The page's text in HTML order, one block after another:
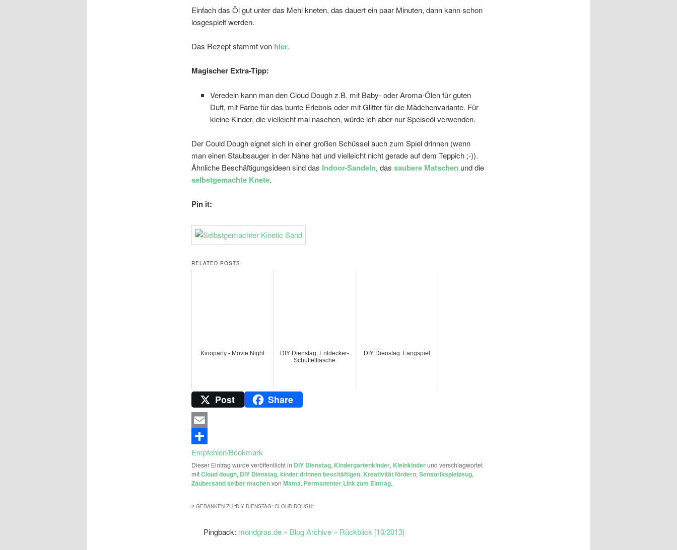
Einfach das Öl gut unter das Mehl kneten, das dauert ein paar Minuten, dann kann schon
losgespielt werden.
Das Rezept stammt vonhier.
Magischer Extra-Tipp:
Veredeln kann man den Cloud Dough z.B. mit Baby- oder Aroma-Ölen für guten
Duft, mit Farbe für das bunte Erlebnis oder mit Glitter für die Mädchenvariante. Für
kleine Kinder, die vielleicht mal naschen, würde ich aber nur Speiseöl verwenden.
Der Could Dough eignet sich in einer großen Schüssel auch zum Spiel drinnen (wenn
man einen Staubsauger in der Nähe hat und vielleicht nicht gerade auf dem Teppich ;-)).
Ähnliche Beschäftigungsideen sind das Indoor-Sandeln, das saubere Matschenund die
selbstgemachte Knete.
Pin it:
RELATED POSTS:
Kinoparty - Movie Night
DIY Dienstag: Entdecker-
Schüttelflasche
DIY Dienstag: Fangspiel
Post Share
Email
Empfehlen/Bookmark
Dieser Eintrag wurde veröffentlicht in DIY Dienstag, Kindergartenkinder, Kleinkinderund verschlagwortet
mitCloud dough, DIY Dienstag, kinder drinnen beschäftigen, Kreativität fördern, Sensorikspielzeug,
Zaubersand selber machenvon Mama. Permanenter Link zum Eintrag.
2 GEDANKEN ZU “DIY DIENSTAG: CLOUD DOUGH”
Pingback: mondgras.de » Blog Archive » Rückblick [10/2013]